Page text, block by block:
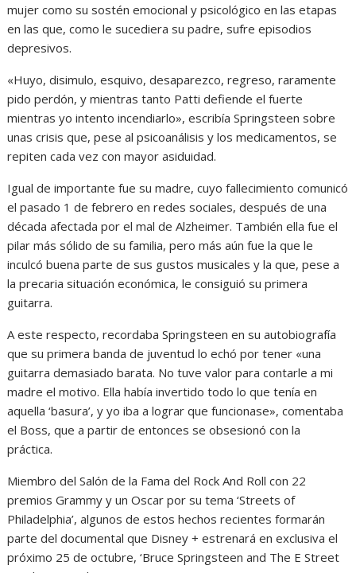
mujer como su sostén emocional y psicológico en las etapas
en las que, como le sucediera su padre, sufre episodios
depresivos.
«Huyo, disimulo, esquivo, desaparezco, regreso, raramente
pido perdón, y mientras tanto Patti defiende el fuerte
mientras yo intento incendiarlo», escribía Springsteen sobre
unas crisis que, pese al psicoanálisis y los medicamentos, se
repiten cada vez con mayor asiduidad.
Igual de importante fue su madre, cuyo fallecimiento comunicó
el pasado 1 de febrero en redes sociales, después de una
década afectada por el mal de Alzheimer. También ella fue el
pilar más sólido de su familia, pero más aún fue la que le
inculcó buena parte de sus gustos musicales y la que, pese a
la precaria situación económica, le consiguió su primera
guitarra.
A este respecto, recordaba Springsteen en su autobiografía
que su primera banda de juventud lo echó por tener «una
guitarra demasiado barata. No tuve valor para contarle a mi
madre el motivo. Ella había invertido todo lo que tenía en
aquella ‘basura’, y yo iba a lograr que funcionase», comentaba
el Boss, que a partir de entonces se obsesionó con la
práctica.
Miembro del Salón de la Fama del Rock And Roll con 22
premios Grammy y un Oscar por su tema ‘Streets of
Philadelphia’, algunos de estos hechos recientes formarán
parte del documental que Disney + estrenará en exclusiva el
próximo 25 de octubre, ‘Bruce Springsteen and The E Street